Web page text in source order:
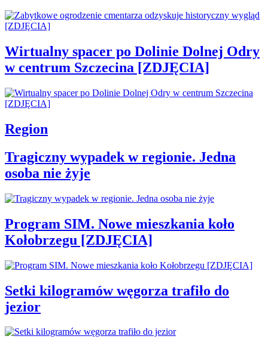
Wirtualny spacer po Dolinie Dolnej Odry
w centrum Szczecina [ZDJĘCIA]
Region
Tragiczny wypadek w regionie. Jedna
osoba nie żyje
Program SIM. Nowe mieszkania koło
Kołobrzegu [ZDJĘCIA]
Setki kilogramów węgorza trafiło do
jezior